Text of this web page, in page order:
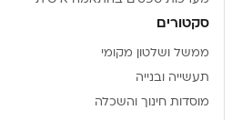
סקטורים
ממשל ושלטון מקומי
תעשייה ובנייה
מוסדות חינוך והשכלה